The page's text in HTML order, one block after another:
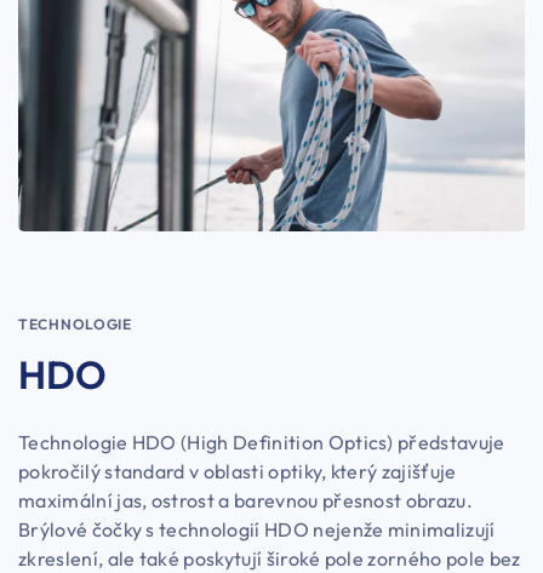
TECHNOLOGIE
HDO
Technologie HDO (High Definition Optics) představuje
pokročilý standard v oblasti optiky, který zajišťuje
maximální jas, ostrost a barevnou přesnost obrazu.
Brýlové čočky s technologií HDO nejenže minimalizují
zkreslení, ale také poskytují široké pole zorného pole bez